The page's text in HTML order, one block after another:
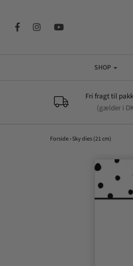
SHOP
Fri fragt til
(gælder i
Forside › Sky dies (21 cm)